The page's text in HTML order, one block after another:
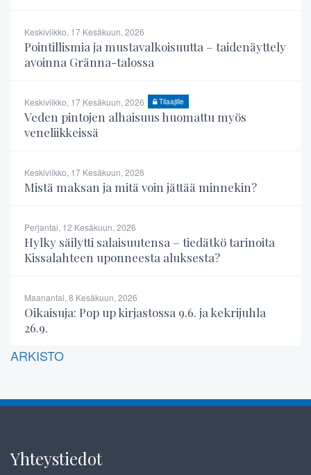
Keskiviikko, 17 Kesäkuun, 2026
Pointillismia ja mustavalkoisuutta – taidenäyttely
avoinna Gränna-talossa
Keskiviikko, 17 Kesäkuun, 2026 Tilaajille
Veden pintojen alhaisuus huomattu myös
veneliikkeissä
Keskiviikko, 17 Kesäkuun, 2026
Mistä maksan ja mitä voin jättää minnekin?
Perjantai, 12 Kesäkuun, 2026
Hylky säilytti salaisuutensa – tiedätkö tarinoita
Kissalahteen uponneesta aluksesta?
Maanantai, 8 Kesäkuun, 2026
Oikaisuja: Pop up kirjastossa 9.6. ja kekrijuhla
26.9.
ARKISTO
Yhteystiedot